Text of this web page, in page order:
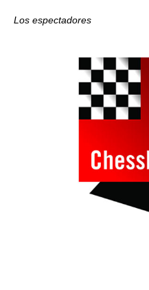
Los espectadores